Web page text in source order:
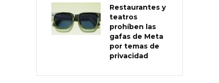
Restaurantes y
teatros
prohíben las
gafas de Meta
por temas de
privacidad